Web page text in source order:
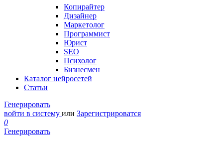
Копирайтер
Дизайнер
Маркетолог
Программист
Юрист
SEO
Психолог
Бизнесмен
Каталог нейросетей
Статьи
Генерировать
войти в систему или Зарегистрироватся
0
Генерировать